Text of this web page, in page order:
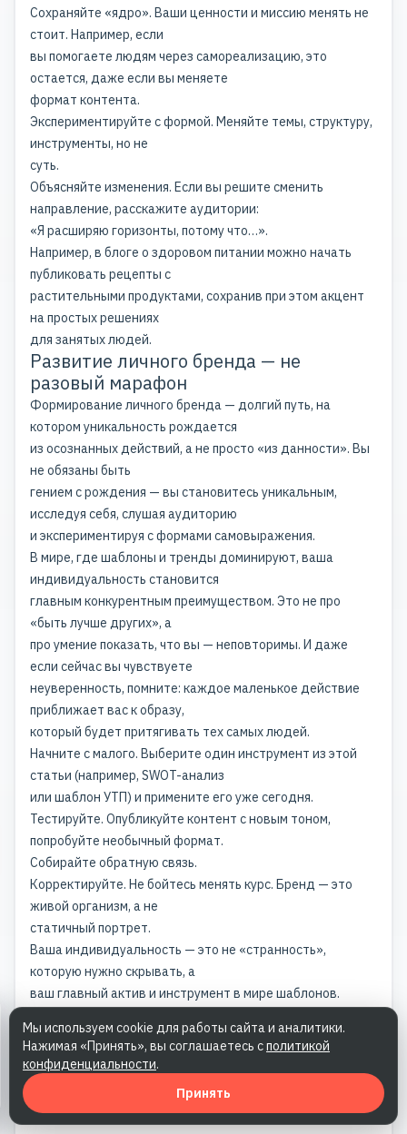
Сохраняйте «ядро». Ваши ценности и миссию менять не
стоит. Например, если
вы помогаете людям через самореализацию, это
остается, даже если вы меняете
формат контента.
Экспериментируйте с формой. Меняйте темы, структуру,
инструменты, но не
суть.
Объясняйте изменения. Если вы решите сменить
направление, расскажите аудитории:
«Я расширяю горизонты, потому что…».
Например, в блоге о здоровом питании можно начать
публиковать рецепты с
растительными продуктами, сохранив при этом акцент
на простых решениях
для занятых людей.
Развитие личного бренда — не
разовый марафон
Формирование личного бренда — долгий путь, на
котором уникальность рождается
из осознанных действий, а не просто «из данности». Вы
не обязаны быть
гением с рождения — вы становитесь уникальным,
исследуя себя, слушая аудиторию
и экспериментируя с формами самовыражения.
В мире, где шаблоны и тренды доминируют, ваша
индивидуальность становится
главным конкурентным преимуществом. Это не про
«быть лучше других», а
про умение показать, что вы — неповторимы. И даже
если сейчас вы чувствуете
неуверенность, помните: каждое маленькое действие
приближает вас к образу,
который будет притягивать тех самых людей.
Начните с малого. Выберите один инструмент из этой
статьи (например, SWOT-анализ
или шаблон УТП) и примените его уже сегодня.
Тестируйте. Опубликуйте контент с новым тоном,
попробуйте необычный формат.
Собирайте обратную связь.
Корректируйте. Не бойтесь менять курс. Бренд — это
живой организм, а не
статичный портрет.
Ваша индивидуальность — это не «странность»,
которую нужно скрывать, а
ваш главный актив и инструмент в мире шаблонов.
Не ждите идеального момента
— начните продвижение своего личного
бренда уже сейчас. А поддержать ваши
начинания в формировании личного бренда
поможет команда PRslon — обращайтесь!
Мы используем cookie для работы сайта и аналитики.
Нажимая «Принять», вы соглашаетесь сполитикой
конфиденциальности.
Принять